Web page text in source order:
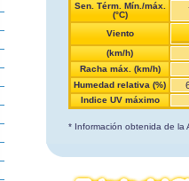
Sen. Térm. Mín./máx.
(°C)
Viento
(km/h)
Racha máx. (km/h)
Humedad relativa (%)
Indice UV máximo
* Información obtenida de la